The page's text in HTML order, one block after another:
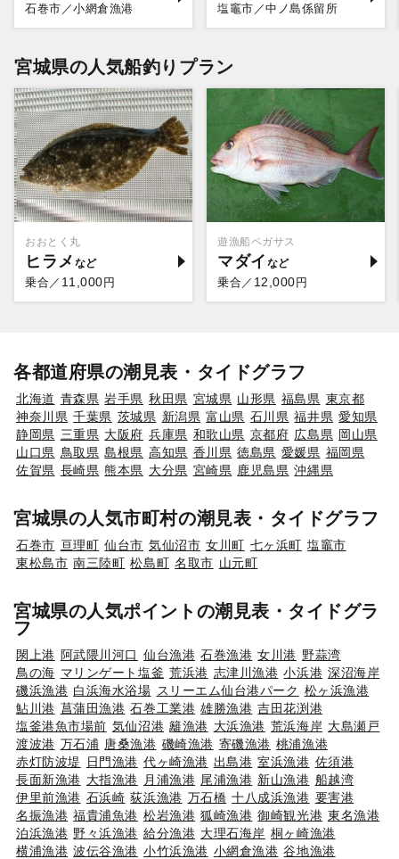
石巻市／小網倉漁港 塩竈市／中ノ島係留所
宮城県の人気船釣りプラン
おおとく丸
ヒラメ
乗合／ 11,000円
遊漁船ペガサス
マダイ
乗合／ 12,000円
各都道府県の潮見表・タイドグラフ
北海道 青森県 岩手県 秋田県 宮城県 山形県 福島県 東京都
神奈川県 千葉県 茨城県 新潟県 富山県 石川県 福井県 愛知県
静岡県 三重県 大阪府 兵庫県 和歌山県 京都府 広島県 岡山県
山口県 鳥取県 島根県 高知県 香川県 徳島県 愛媛県 福岡県
佐賀県 長崎県 熊本県 大分県 宮崎県 鹿児島県 沖縄県
宮城県の人気市町村の潮見表・タイドグラフ
石巻市 亘理町 仙台市 気仙沼市 女川町 七ヶ浜町 塩竈市
東松島市 南三陸町 松島町 名取市 山元町
宮城県の人気ポイントの潮見表・タイドグラ
フ
閖上港 阿武隈川河口 仙台漁港 石巻漁港 女川港 野蒜湾
鳥の海 マリンゲート塩釜 荒浜港 志津川漁港 小浜港 深沼海岸
磯浜漁港 白浜海水浴場 スリーエム仙台港パーク 松ヶ浜漁港
鮎川港 菖蒲田漁港 石巻工業港 雄勝漁港 吉田花渕港
塩釜港魚市場前 気仙沼港 籬漁港 大浜漁港 荒浜海岸 大島瀬戸
渡波港 万石浦 唐桑漁港 磯崎漁港 寄磯漁港 桃浦漁港
赤灯防波堤
日門漁港 代ヶ崎漁港 出島港 室浜漁港 佐須港
長面新漁港 大指漁港 月浦漁港 尾浦漁港 新山漁港 船越湾
伊里前漁港 石浜崎 荻浜漁港 万石橋 十八成浜漁港 要害港
名振漁港 福貴浦魚港 松岩漁港 狐崎漁港 御崎観光港 東名漁港
泊浜漁港 野々浜漁港 給分漁港 大理石海岸 桐ヶ崎漁港
横浦漁港 波伝谷漁港 小竹浜漁港 小網倉漁港 谷地漁港